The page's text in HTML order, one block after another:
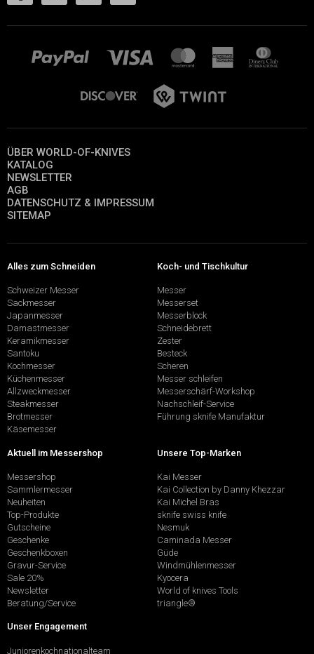
ÜBER WORLD-OF-KNIVES
KATALOG
NEWSLETTER
AGB
DATENSCHUTZ & IMPRESSUM
SITEMAP
Alles zum Schneiden
Schweizer Messer
Sackmesser
Japanmesser
Damastmesser
Keramikmesser
Santoku
Kochmesser
Küchenmesser
Allzweckmesser
Steakmesser
Brotmesser
Käsemesser
Koch- und Tischkultur
Messer
Messerset
Messerblock
Schneidebrett
Zester
Besteck
Scheren
Messer schleifen
Messerschärf-Workshop
Nachschleif-Service
Führung sknife Manufaktur
Aktuell im Messershop
Messershop
Sammlermesser
Neuheiten
Top-Produkte
Gutscheine
Geschenke
Geschenkboxen
Gravur-Service
Sale 20%
Newsletter
Beratung/Service
Unsere Top-Marken
Kai Messer
Kai Collection by Danny Khezzar
Kai Michel Bras
sknife swiss knife
Nesmuk
Caminada Messer
Güde
Windmühlenmesser
Kyocera
World of knives Tools
triangle®
Unser Engagement
Juniorenkochnationalteam